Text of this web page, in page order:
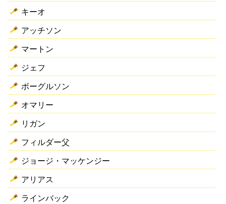
キーオ
アッチソン
マートン
ジェフ
ボーグルソン
オマリー
リガン
フィルダー父
ジョージ・マッケンジー
アリアス
ラインバック